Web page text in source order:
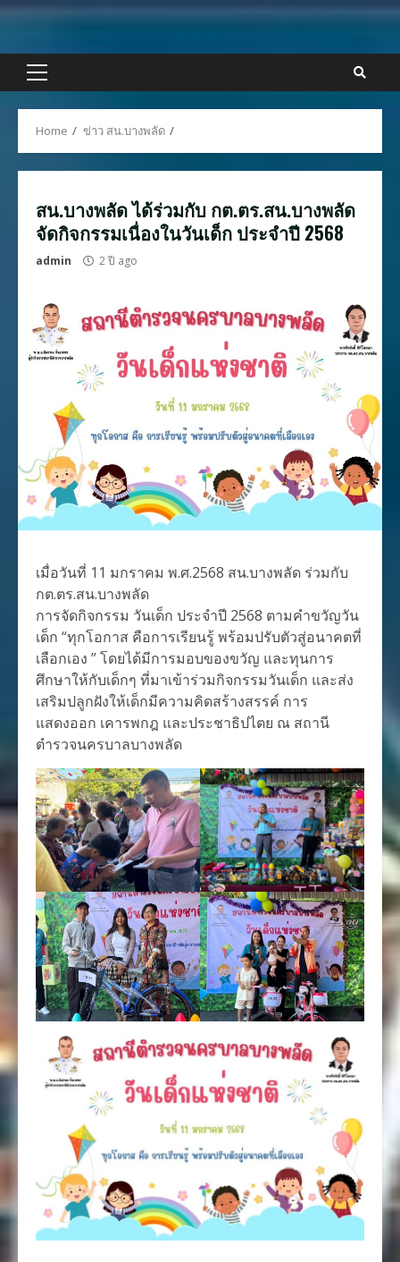
Skip
content
Primary
Home ข่าว สน.บางพลัด
สน.บางพลัด ได้ร่วมกับ กต.ตร.สน.บางพลัด
จัดกิจกรรมเนื่องในวันเด็ก ประจำปี 2568
admin 2 ปี ago
เมื่อวันที่ 11 มกราคม พ.ศ.2568 สน.บางพลัด ร่วมกับ
กต.ตร.สน.บางพลัด
การจัดกิจกรรม วันเด็ก ประจำปี 2568 ตามคำขวัญวัน
เด็ก “ทุกโอกาส คือการเรียนรู้ พร้อมปรับตัวสู่อนาคตที่
เลือกเอง ” โดยได้มีการมอบของขวัญ และทุนการ
ศึกษาให้กับเด็กๆ ที่มาเข้าร่วมกิจกรรมวันเด็ก และส่ง
เสริมปลูกฝังให้เด็กมีความคิดสร้างสรรค์ การ
แสดงออก เคารพกฎ และประชาธิปไตย ณ สถานี
ตำรวจนครบาลบางพลัด